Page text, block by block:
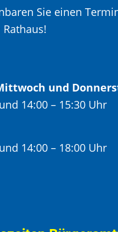
Sie einen
und
14:00 – 15:30 Uhr
14:00 – 18:00 Uhr